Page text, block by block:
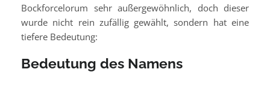
Bockforcelorum sehr außergewöhnlich, doch dieser
wurde nicht rein zufällig gewählt, sondern hat eine
tiefere Bedeutung:
Bedeutung des Namens